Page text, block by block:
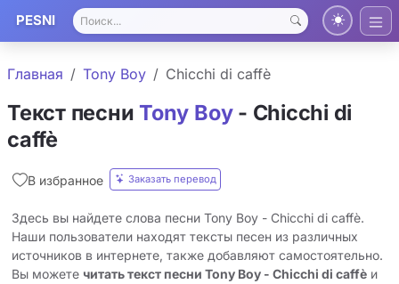
PESNI
Главная Tony Boy Chicchi di caffè
Текст песниTony Boy- Chicchi di
caffè
В избранное Заказать перевод
Здесь вы найдете слова песни Tony Boy - Chicchi di caffè.
Наши пользователи находят тексты песен из различных
источников в интернете, также добавляют самостоятельно.
Вы можете читать текст песни Tony Boy - Chicchi di caffè и